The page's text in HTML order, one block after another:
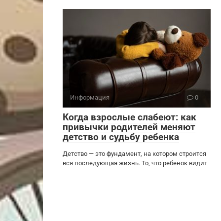
Информация 0
Когда взрослые слабеют: как
привычки родителей меняют
детство и судьбу ребенка
Детство — это фундамент, на котором строится
вся последующая жизнь. То, что ребенок видит